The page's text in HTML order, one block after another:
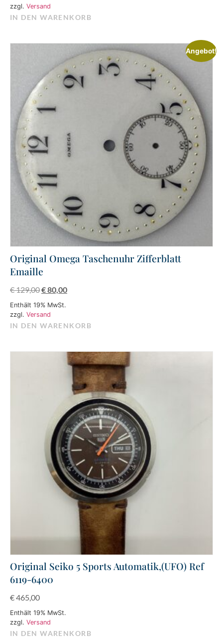
zzgl. Versand
IN DEN WARENKORB
Angebot!
Original Omega Taschenuhr Zifferblatt
Emaille
€129,00€80,00
Enthält 19% MwSt.
zzgl. Versand
IN DEN WARENKORB
Original Seiko 5 Sports Automatik,(UFO) Ref
6119-6400
€465,00
Enthält 19% MwSt.
zzgl. Versand
IN DEN WARENKORB